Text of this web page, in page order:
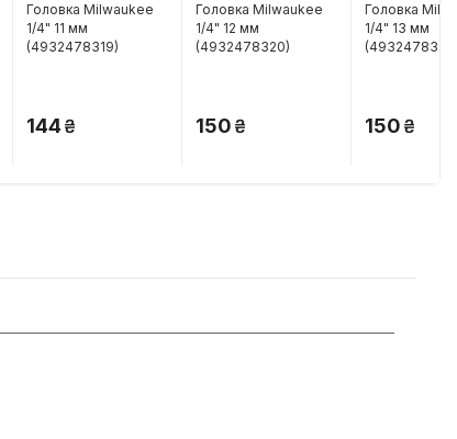
Головка Milwaukee
1/4" 11 мм
(4932478319)
144
Головка Milwaukee
1/4" 12 мм
(4932478320)
150
Головка
1/4" 13 мм
(4932478321)
150